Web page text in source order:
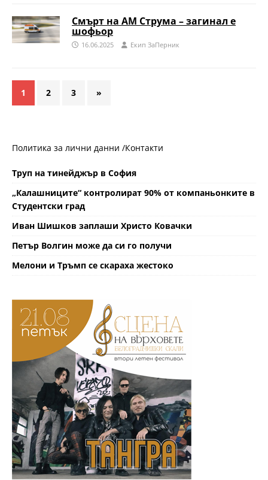
Смърт на АМ Струма – загинал е
шофьор
16.06.2025 Eкип ЗаПерник
1 2 3 »
Политика за лични данни /Контакти
Труп на тинейджър в София
„Калашниците“ контролират 90% от компаньонките в
Студентски град
Иван Шишков заплаши Христо Ковачки
Петър Волгин може да си го получи
Мелони и Тръмп се скараха жестоко